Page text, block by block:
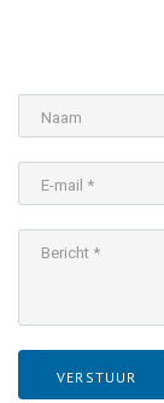
Naam
E-mail *
Bericht *
VERSTUUR